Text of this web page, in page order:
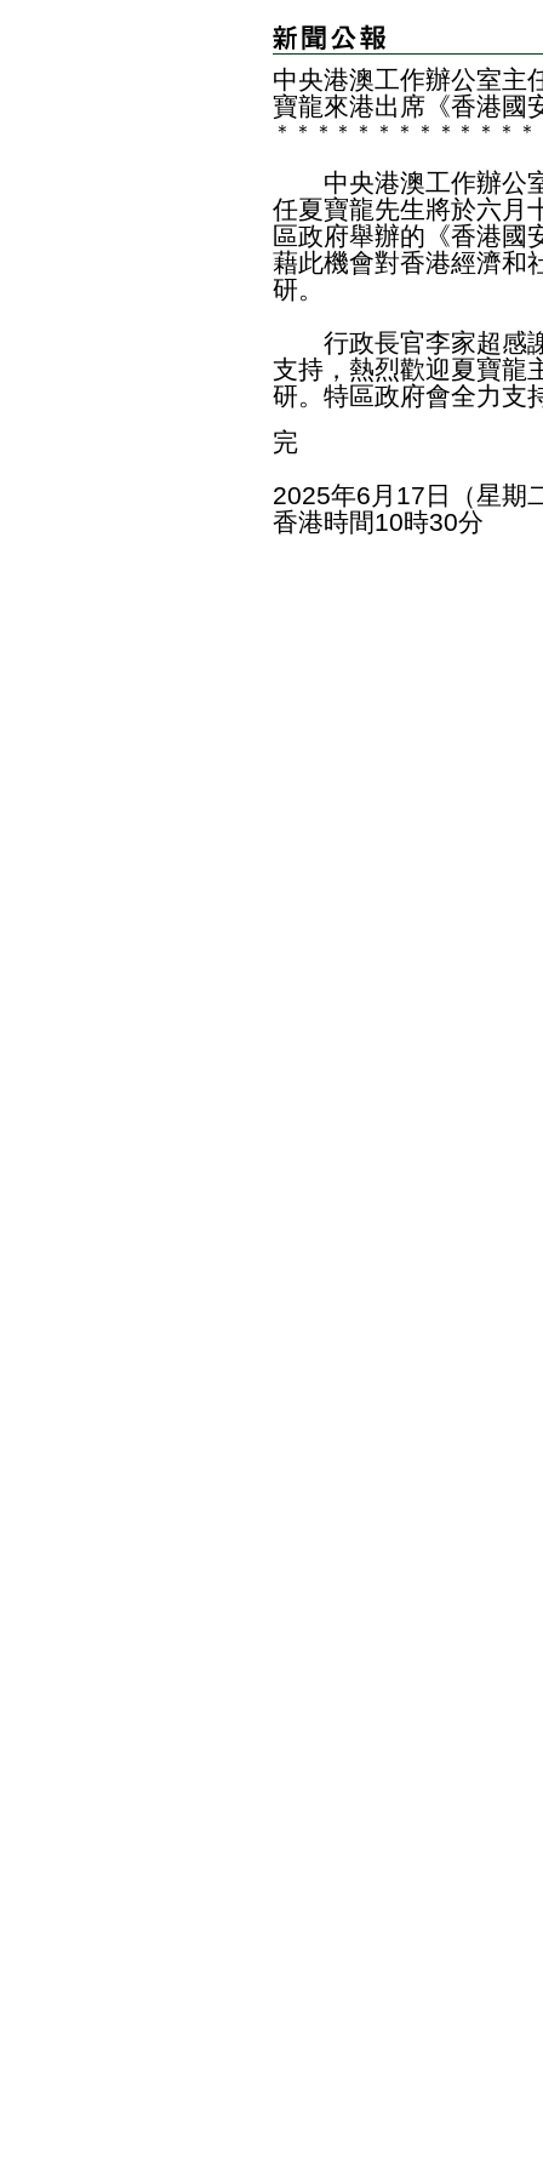
中央港澳工作辦公室主
寶龍來港出席《香港國
＊ ＊ ＊ ＊ ＊ ＊ ＊ ＊ ＊ ＊ ＊ ＊ ＊
中央港澳工作辦公室
任夏寶龍先生將於六月
區政府舉辦的《香港國
藉此機會對香港經濟和
研。
行政長官李家超感謝
支持，熱烈歡迎夏寶龍
研。特區政府會全力支
完
2025年6月17日（星期
香港時間10時30分